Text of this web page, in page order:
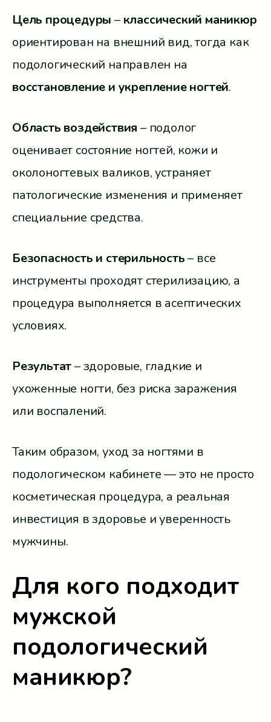
Цель процедуры – классический маникюр
ориентирован на внешний вид, тогда как
подологический направлен на
восстановление и укрепление ногтей.
Область воздействия – подолог
оценивает состояние ногтей, кожи и
околоногтевых валиков, устраняет
патологические изменения и применяет
специальние средства.
Безопасность и стерильность– все
инструменты проходят стерилизацию, а
процедура выполняется в асептических
условиях.
Результат– здоровые, гладкие и
ухоженные ногти, без риска заражения
или воспалений.
Таким образом, уход за ногтями в
подологическом кабинете — это не просто
косметическая процедура, а реальная
инвестиция в здоровье и уверенность
мужчины.
Для кого подходит
мужской
подологический
маникюр?